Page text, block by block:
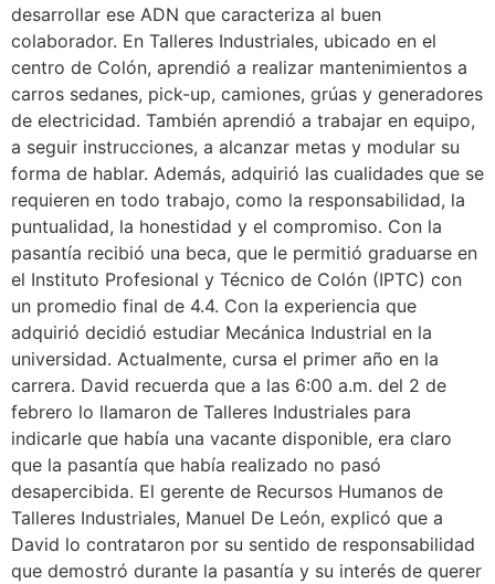
desarrollar ese ADN que caracteriza al buen
colaborador. En Talleres Industriales, ubicado en el
centro de Colón, aprendió a realizar mantenimientos a
carros sedanes, pick-up, camiones, grúas y generadores
de electricidad. También aprendió a trabajar en equipo,
a seguir instrucciones, a alcanzar metas y modular su
forma de hablar. Además, adquirió las cualidades que se
requieren en todo trabajo, como la responsabilidad, la
puntualidad, la honestidad y el compromiso. Con la
pasantía recibió una beca, que le permitió graduarse en
el Instituto Profesional y Técnico de Colón (IPTC) con
un promedio final de 4.4. Con la experiencia que
adquirió decidió estudiar Mecánica Industrial en la
universidad. Actualmente, cursa el primer año en la
carrera. David recuerda que a las 6:00 a.m. del 2 de
febrero lo llamaron de Talleres Industriales para
indicarle que había una vacante disponible, era claro
que la pasantía que había realizado no pasó
desapercibida. El gerente de Recursos Humanos de
Talleres Industriales, Manuel De León, explicó que a
David lo contrataron por su sentido de responsabilidad
que demostró durante la pasantía y su interés de querer